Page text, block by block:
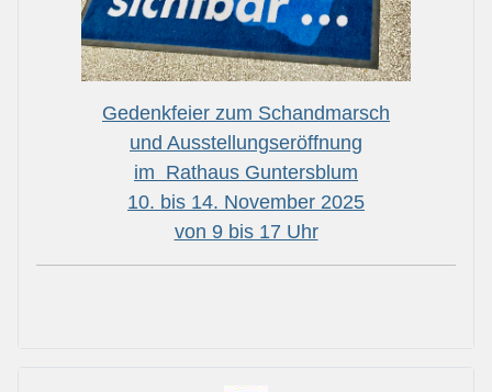
Gedenkfeier zum Schandmarsch
und Ausstellungseröffnung
im Rathaus Guntersblum
10. bis 14. November 2025
von 9 bis 17 Uhr